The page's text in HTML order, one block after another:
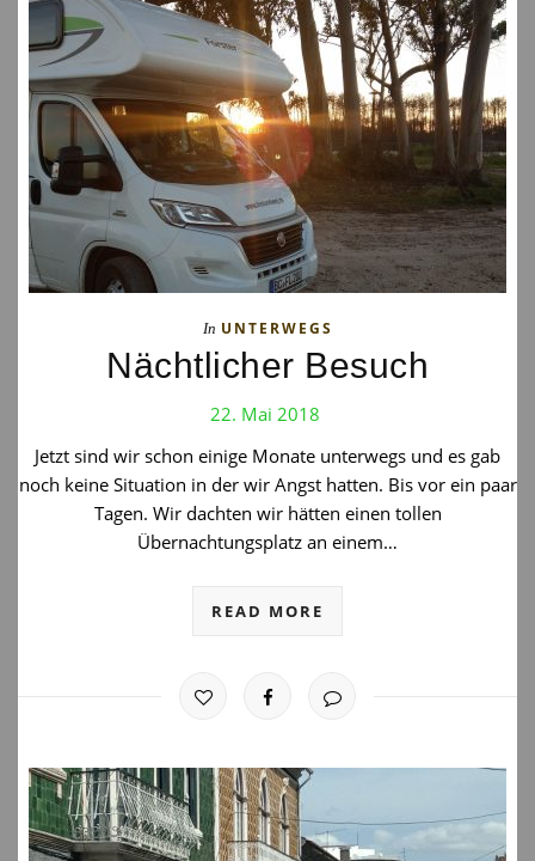
In UNTERWEGS
Nächtlicher Besuch
22. Mai 2018
Jetzt sind wir schon einige Monate unterwegs und es gab
noch keine Situation in der wir Angst hatten. Bis vor ein paar
Tagen. Wir dachten wir hätten einen tollen
Übernachtungsplatz an einem…
READ MORE